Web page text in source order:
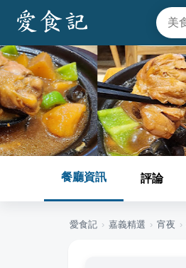
餐廳資訊 評論
愛食記 › 嘉義精選 › 宵夜 ›